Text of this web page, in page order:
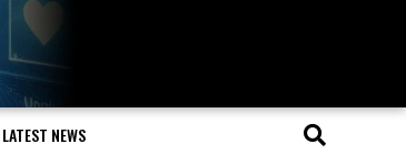
LATEST NEWS